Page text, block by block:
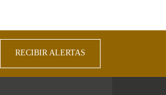
RECIBIR ALERTAS